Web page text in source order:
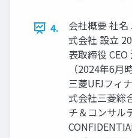
4.
会社概要 社
式会社 設立
表取締役
（2024年6月
三菱UFJフィ
式会社三菱総
チ＆コンサル